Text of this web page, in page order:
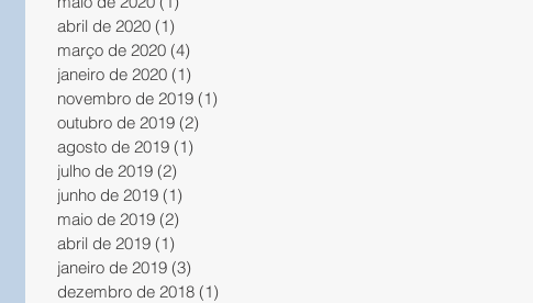
abril de 2020 (1)
março de 2020 (4)
janeiro de 2020 (1)
novembro de 2019 (1)
outubro de 2019 (2)
agosto de 2019 (1)
julho de 2019 (2)
junho de 2019 (1)
maio de 2019 (2)
abril de 2019 (1)
janeiro de 2019 (3)
dezembro de 2018 (1)